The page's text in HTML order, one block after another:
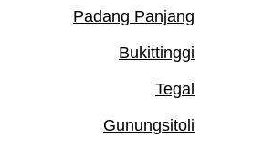
Padang Panjang
Bukittinggi
Tegal
Gunungsitoli